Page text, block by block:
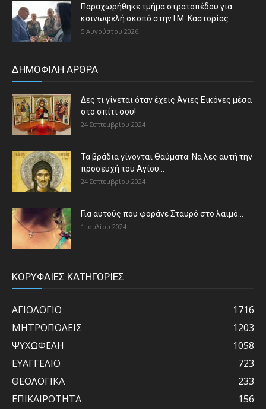
Παραχωρήθηκε τμήμα στρατοπέδου για
κοινωφελή σκοπό στην Ι.Μ. Καστορίας
5 Αυγούστου 2026
ΔΗΜΟΦΙΛΗ ΑΡΘΡΑ
Δες τι γίνεται όταν έχεις Άγιες Εικόνες μέσα
στο σπίτι σου!
24 Σεπτεμβρίου 2024
Τα βράδια γίνονται Θαύματα: Να λες αυτή την
προσευχή του Αγίου...
24 Σεπτεμβρίου 2024
Για αυτούς που φοράνε Σταυρό στο λαιμό…
1 Ιουλίου 2024
ΚΟΡΥΦΑΙΕΣ ΚΑΤΗΓΟΡΙΕΣ
ΑΓΙΟΛΟΓΙΟ
1716
ΜΗΤΡΟΠΟΛΕΙΣ
1203
ΨΥΧΩΦΕΛΗ
1058
ΕΥΑΓΓΕΛΙΟ
723
ΘΕΟΛΟΓΙΚΑ
233
ΕΠΙΚΑΙΡΟΤΗΤΑ
156